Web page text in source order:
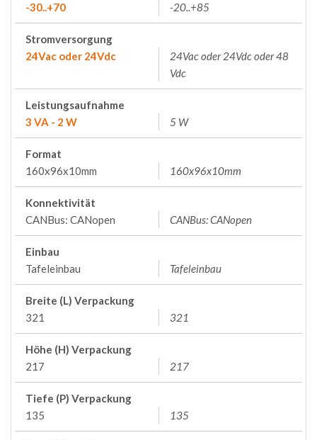
-30..+70
-20..+85
Stromversorgung
24Vac oder 24Vdc
24Vac oder 24Vdc oder 48
Vdc
Leistungsaufnahme
3 VA - 2 W
5 W
Format
160x96x10mm
160x96x10mm
Konnektivität
CANBus: CANopen
CANBus: CANopen
Einbau
Tafeleinbau
Tafeleinbau
Breite (L) Verpackung
321
321
Höhe (H) Verpackung
217
217
Tiefe (P) Verpackung
135
135